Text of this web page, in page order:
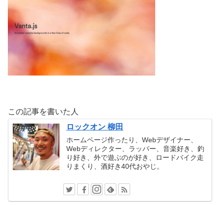
この記事を書いた人
ロックオン 柳田
ホームページ作ったり、Webデザイナー、
Webディレクター、ラッパー、音楽好き、釣
り好き、外で遊ぶのが好き、ロードバイク走
りまくり、酒好き40代おやじ。